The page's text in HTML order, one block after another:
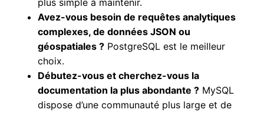
plus simple à maintenir.
Avez-vous besoin de requêtes analytiques
complexes, de données JSON ou
géospatiales ? PostgreSQL est le meilleur
choix.
Débutez-vous et cherchez-vous la
documentation la plus abondante ? MySQL
dispose d’une communauté plus large et de